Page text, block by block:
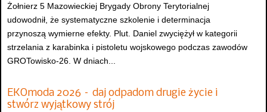
Żołnierz 5 Mazowieckiej Brygady Obrony Terytorialnej
udowodnił, że systematyczne szkolenie i determinacja
przynoszą wymierne efekty. Plut. Daniel zwyciężył w kategorii
strzelania z karabinka i pistoletu wojskowego podczas zawodów
GROTowisko-26. W dniach...
EKOmoda 2026 – daj odpadom drugie życie i
stwórz wyjątkowy strój